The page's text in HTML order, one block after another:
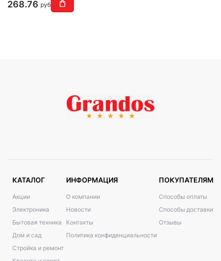
(черный)
268.76 руб
КАТАЛОГ
Акции
Электроника
Бытовая техника
Дом и сад
Стройка и ремонт
ИНФОРМАЦИЯ
О компании
Новости
Контакты
Политика конфиденциальности
ПОКУПАТЕЛЯМ
Способы оплаты
Способы доставки
Отзывы